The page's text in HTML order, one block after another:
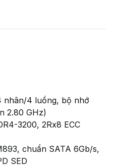
nhân/4 luồng, bộ nhớ
2.80 GHz)
3200, 2Rx8 ECC
chuẩn SATA 6Gb/s,
SED